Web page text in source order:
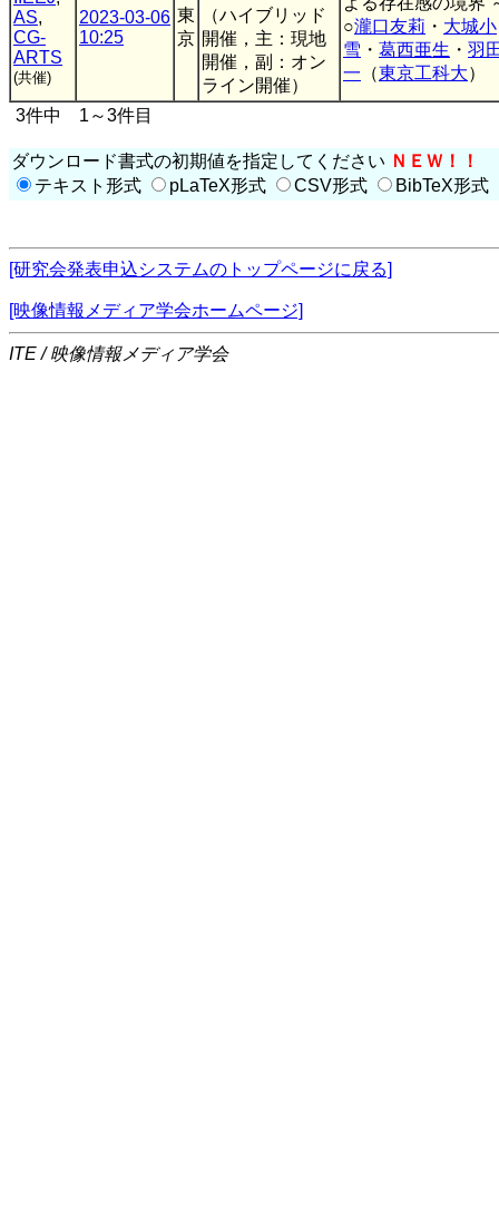
AS,
CG-
ARTS
(共催)
2023-03-06
10:25
東
京
（ハイブリッド
開催，主：現地
開催，副：オン
ライン開催）
○瀧口友莉 ・ 大城小
雪 ・ 葛西亜生 ・ 羽
一 （東京工科大）
3件中 1～3件目
ダウンロード書式の初期値を指定してください ＮＥＷ！！
テキスト形式
pLaTeX形式 CSV形式 BibTeX形式
[研究会発表申込システムのトップページに戻る]
[映像情報メディア学会ホームページ]
ITE / 映像情報メディア学会